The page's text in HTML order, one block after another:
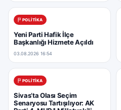
POLITIKA
Yeni Parti Hafik İlçe
Başkanlığı Hizmete Açıldı
03.08.2026 16:54
POLITIKA
Sivas’ta Olası Seçim
Senaryosu Tartışılıyor: AK